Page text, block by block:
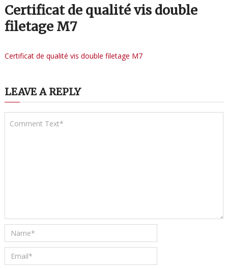
Certificat de qualité vis double
filetage M7
Certificat de qualité vis double filetage M7
LEAVE A REPLY